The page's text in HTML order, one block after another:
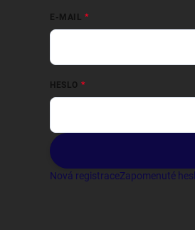
E-MAIL
HESLO
Nová registraceZapomenuté